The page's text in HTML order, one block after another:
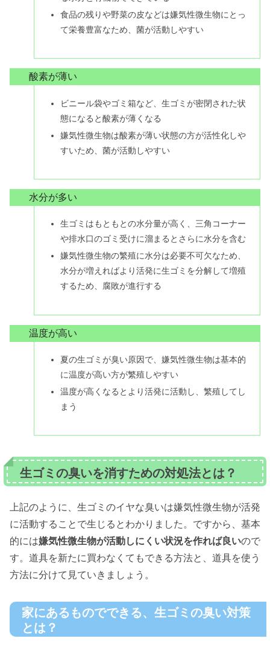
食品の残りや野菜の皮などは嫌気性微生物にとっ
て栄養豊富なため、菌が活動しやすい
酸素が薄い
ビニール袋やゴミ箱など、生ゴミが密閉された状
態になると酸素が薄くなる
嫌気性微生物は酸素が薄い状態の方が活性化しや
すいため、菌が活動しやすい
水分が多い
生ゴミはもともとの水分量が高く、三角コーナー
や排水口のゴミ受けに溜まるとさらに水分を含む
嫌気性微生物の繁殖に水分は必要不可欠なため、
水分が増えればより活発に生ゴミを分解して増殖
するため、腐敗が進行する
温度が高い
夏の生ゴミが臭い原因で、嫌気性微生物は基本的
に温度が高い方が繁殖しやすい
温度が高くなるとより活発に活動し、繁殖してし
まう
生ゴミの臭いを消すための対処法とは？
上記のように、生ゴミのイヤな臭いは嫌気性微生物が活発
に活動することで生じるとわかりました。ですから、基本
的には嫌気性微生物が活動しにくい状況を作れば良いので
す。道具を新たに買わなくてもできる方法と、道具を使う
方法に分けて見ていきましょう。
家にあるものでできる、生ゴミの臭い対策
とは？